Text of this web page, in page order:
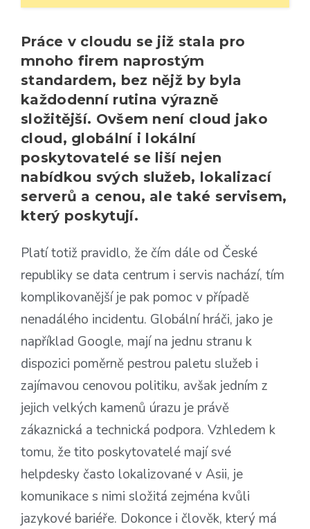
Práce v cloudu se již stala pro
mnoho firem naprostým
standardem, bez nějž by byla
každodenní rutina výrazně
složitější. Ovšem není cloud jako
cloud, globální i lokální
poskytovatelé se liší nejen
nabídkou svých služeb, lokalizací
serverů a cenou, ale také servisem,
který poskytují.
Platí totiž pravidlo, že čím dále od České
republiky se data centrum i servis nachází, tím
komplikovanější je pak pomoc v případě
nenadálého incidentu. Globální hráči, jako je
například Google, mají na jednu stranu k
dispozici poměrně pestrou paletu služeb i
zajímavou cenovou politiku, avšak jedním z
jejich velkých kamenů úrazu je právě
zákaznická a technická podpora. Vzhledem k
tomu, že tito poskytovatelé mají své
helpdesky často lokalizované v Asii, je
komunikace s nimi složitá zejména kvůli
jazykové bariéře. Dokonce i člověk, který má